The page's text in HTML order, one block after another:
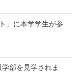
」に本学学生が参
部を見学されま